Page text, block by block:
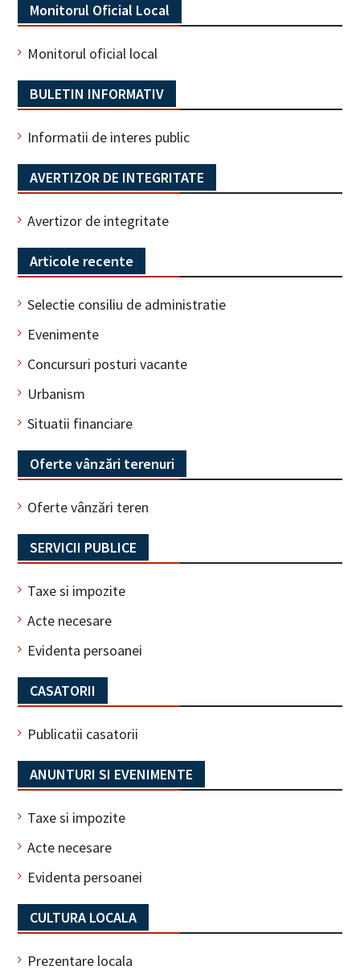
Monitorul Oficial Local
Monitorul oficial local
BULETIN INFORMATIV
Informatii de interes public
AVERTIZOR DE INTEGRITATE
Avertizor de integritate
Articole recente
Selectie consiliu de administratie
Evenimente
Concursuri posturi vacante
Urbanism
Situatii financiare
Oferte vânzări terenuri
Oferte vânzări teren
SERVICII PUBLICE
Taxe si impozite
Acte necesare
Evidenta persoanei
CASATORII
Publicatii casatorii
ANUNTURI SI EVENIMENTE
Taxe si impozite
Acte necesare
Evidenta persoanei
CULTURA LOCALA
Prezentare locala